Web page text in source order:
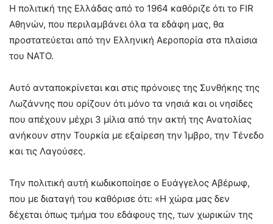
Η πολιτική της Ελλάδας από το 1964 καθόριζε ότι το FIR
Αθηνών, που περιλαμβάνει όλα τα εδάφη μας, θα
προστατεύεται από την Ελληνική Αεροπορία στα πλαίσια
του ΝΑΤΟ.
Αυτό ανταποκρίνεται και στις πρόνοιες της Συνθήκης της
Λωζάννης που ορίζουν ότι μόνο τα νησιά και οι νησίδες
που απέχουν μέχρι 3 μίλια από την ακτή της Ανατολίας
ανήκουν στην Τουρκία με εξαίρεση την Ίμβρο, την Τένεδο
και τις Λαγούσες.
Την πολιτική αυτή κωδικοποίησε ο Ευάγγελος Αβέρωφ,
που με διαταγή του καθόρισε ότι: «Η χώρα μας δεν
δέχεται όπως τμήμα του εδάφους της, των χωρικών της